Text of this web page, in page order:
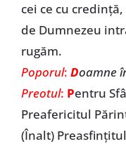
cei ce cu
de Dumnezeu
rugăm.
Poporul: Doamne
Preotul: Pentru
Preafericitul
(Înalt)